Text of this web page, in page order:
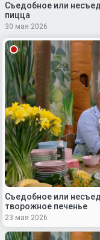
Съедобное или
пицца
30 мая 2026
Съедобное или
творожное печенье
23 мая 2026